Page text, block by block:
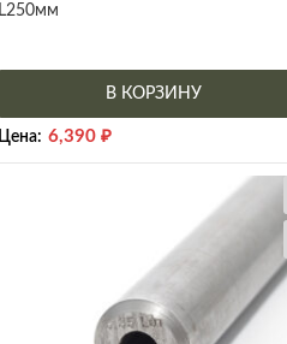
L250мм
В КОРЗИНУ
Цена: 6,390 ₽